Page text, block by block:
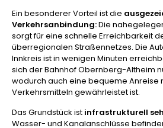
Ein besonderer Vorteil ist die
Verkehrsanbindung:Die
sorgt für eine schnelle Erreichbarkeit
überregionalen Straßennetzes. Die
Innkreis ist in wenigen Minuten
sich der Bahnhof Obernberg-Altheim
wodurch auch eine bequeme Anreise
Verkehrsmitteln gewährleistet ist.
Das Grundstück ist infrastrukturell
Wasser- und Kanalanschlüsse